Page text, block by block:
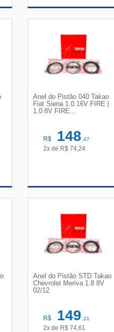
Anel do Pistão 040 Takao
Fiat Siena 1.0 16V FIRE |
1.0 8V FIRE...
R$ 148,47
2x de R$ 74,24
Anel do Pistão STD Takao
Chevrolet Meriva 1.8 8V
02/12
R$ 149,21
2x de R$ 74,61